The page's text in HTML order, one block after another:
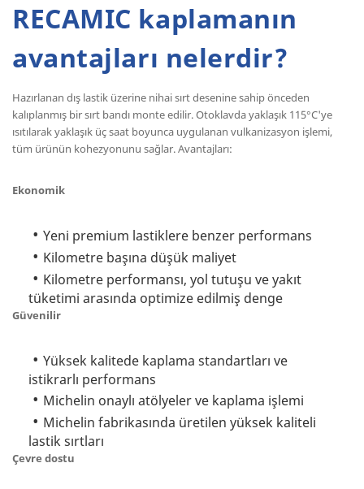
RECAMIC kaplamanın
avantajları nelerdir?
Hazırlanan dış lastik üzerine nihai sırt desenine sahip önceden
kalıplanmış bir sırt bandı monte edilir. Otoklavda yaklaşık 115°C'ye
ısıtılarak yaklaşık üç saat boyunca uygulanan vulkanizasyon işlemi,
tüm ürünün kohezyonunu sağlar. Avantajları:
Ekonomik
Yeni premium lastiklere benzer performans
Kilometre başına düşük maliyet
Kilometre performansı, yol tutuşu ve yakıt
tüketimi arasında optimize edilmiş denge
Güvenilir
Yüksek kalitede kaplama standartları ve
istikrarlı performans
Michelin onaylı atölyeler ve kaplama işlemi
Michelin fabrikasında üretilen yüksek kaliteli
lastik sırtları
Çevre dostu